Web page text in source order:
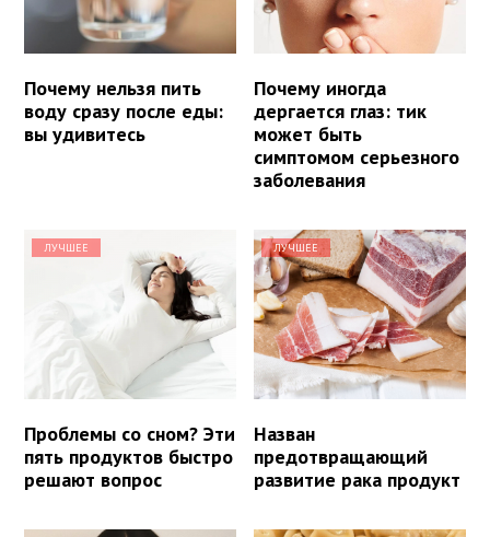
Почему нельзя пить
воду сразу после еды:
вы удивитесь
Почему иногда
дергается глаз: тик
может быть
симптомом серьезного
заболевания
ЛУЧШЕЕ
Проблемы со сном? Эти
пять продуктов быстро
решают вопрос
ЛУЧШЕЕ
Назван
предотвращающий
развитие рака продукт